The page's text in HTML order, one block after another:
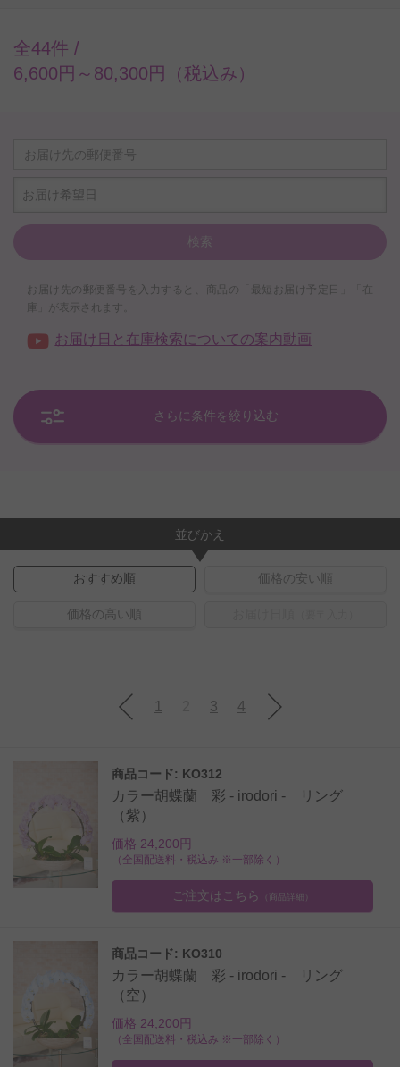
全44件 /
6,600円～80,300円（税込み）
お届け希望日
検索
お届け先の郵便番号を入力すると、商品の「最短お届け予定日」「在
庫」が表示されます。
お届け日と在庫検索についての案内動画
さらに条件を絞り込む
並びかえ
おすすめ順 価格の安い順
価格の高い順
1 3 4
商品コード: KO312
カラー胡蝶蘭 彩 - irodori - リング
（紫）
価格 24,200円
（全国配送料・税込み ※一部除く）
ご注文はこちら （商品詳細）
商品コード: KO310
カラー胡蝶蘭 彩 - irodori - リング
（空）
価格 24,200円
（全国配送料・税込み ※一部除く）